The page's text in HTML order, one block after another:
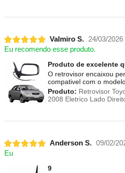
Valmiro S.
24/03/2026
Eu recomendo esse produto.
Produto de excelente
O retrovisor encaixou
compativel com o
Produto: Retrovisor
2008 Eletrico Lado
Anderson S. 09/02/
Eu
9